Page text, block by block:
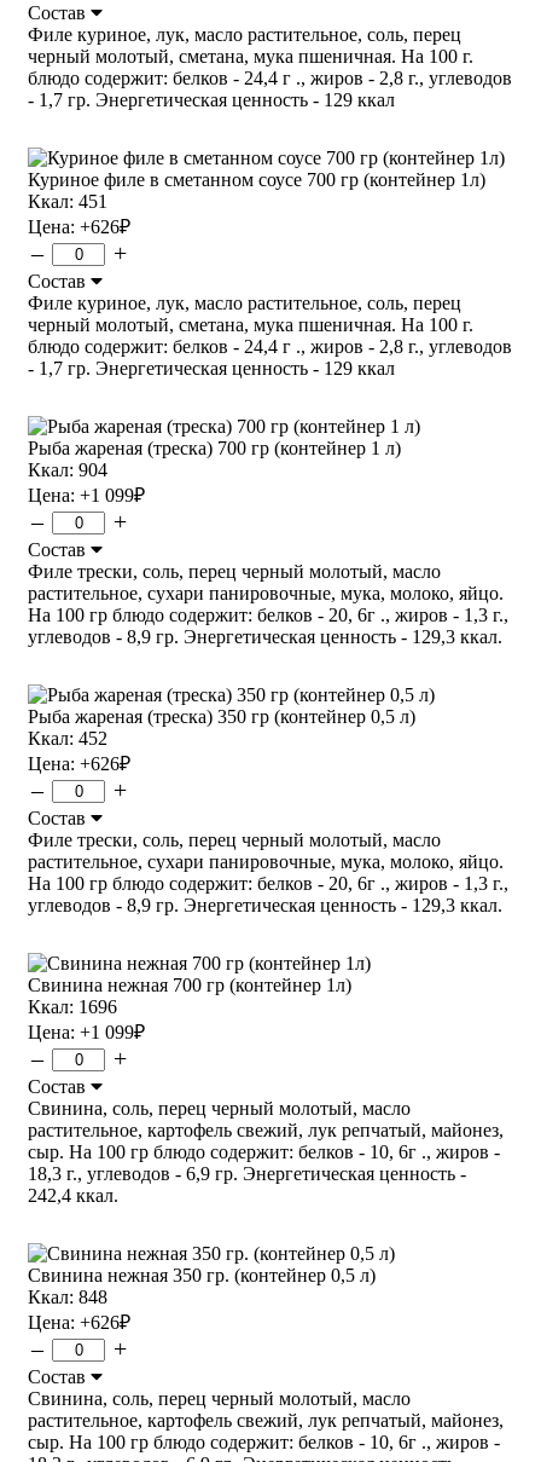
Состав
Филе куриное, лук, масло растительное, соль, перец
черный молотый, сметана, мука пшеничная. На 100 г.
блюдо содержит: белков - 24,4 г ., жиров - 2,8 г., углеводов
- 1,7 гр. Энергетическая ценность - 129 ккал
Куриное филе в сметанном соусе 700 гр (контейнер 1л)
Ккал: 451
Цена: +626₽
– +
Состав
Филе куриное, лук, масло растительное, соль, перец
черный молотый, сметана, мука пшеничная. На 100 г.
блюдо содержит: белков - 24,4 г ., жиров - 2,8 г., углеводов
- 1,7 гр. Энергетическая ценность - 129 ккал
Рыба жареная (треска) 700 гр (контейнер 1 л)
Ккал: 904
Цена: +1 099₽
– +
Состав
Филе трески, соль, перец черный молотый, масло
растительное, сухари панировочные, мука, молоко, яйцо.
На 100 гр блюдо содержит: белков - 20, 6г ., жиров - 1,3 г.,
углеводов - 8,9 гр. Энергетическая ценность - 129,3 ккал.
Рыба жареная (треска) 350 гр (контейнер 0,5 л)
Ккал: 452
Цена: +626₽
– +
Состав
Филе трески, соль, перец черный молотый, масло
растительное, сухари панировочные, мука, молоко, яйцо.
На 100 гр блюдо содержит: белков - 20, 6г ., жиров - 1,3 г.,
углеводов - 8,9 гр. Энергетическая ценность - 129,3 ккал.
Свинина нежная 700 гр (контейнер 1л)
Ккал: 1696
Цена: +1 099₽
– +
Состав
Свинина, соль, перец черный молотый, масло
растительное, картофель свежий, лук репчатый, майонез,
сыр. На 100 гр блюдо содержит: белков - 10, 6г ., жиров -
18,3 г., углеводов - 6,9 гр. Энергетическая ценность -
242,4 ккал.
Свинина нежная 350 гр. (контейнер 0,5 л)
Ккал: 848
Цена: +626₽
– +
Состав
Свинина, соль, перец черный молотый, масло
растительное, картофель свежий, лук репчатый, майонез,
сыр. На 100 гр блюдо содержит: белков - 10, 6г ., жиров -